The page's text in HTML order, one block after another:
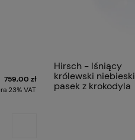
759,00 zł
23% VAT
Hirsch - lśniący
królewski niebieski
pasek z krokodyla